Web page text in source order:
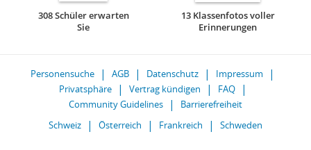
308 Schüler erwarten
Sie
13 Klassenfotos voller
Erinnerungen
Personensuche AGB Datenschutz
Impressum
Privatsphäre
Vertrag kündigen
FAQ
Community Guidelines
Barrierefreiheit
Schweiz
Österreich Frankreich Schweden